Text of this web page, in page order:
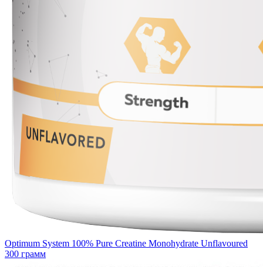
Optimum System 100% Pure Creatine Monohydrate Unflavoured
300 грамм